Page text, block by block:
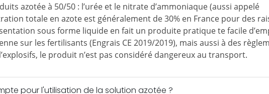
azotée à 50/50 : l’urée et le nitrate d’ammoniaque (aussi appelé
totale en azote est généralement de 30% en France pour des
sous forme liquide en fait un produite pratique te facile
sur les fertilisants (Engrais CE 2019/2019), mais aussi à des
le produit n’est pas considéré dangereux au transport.
pour l'utilisation de la solution azotée ?